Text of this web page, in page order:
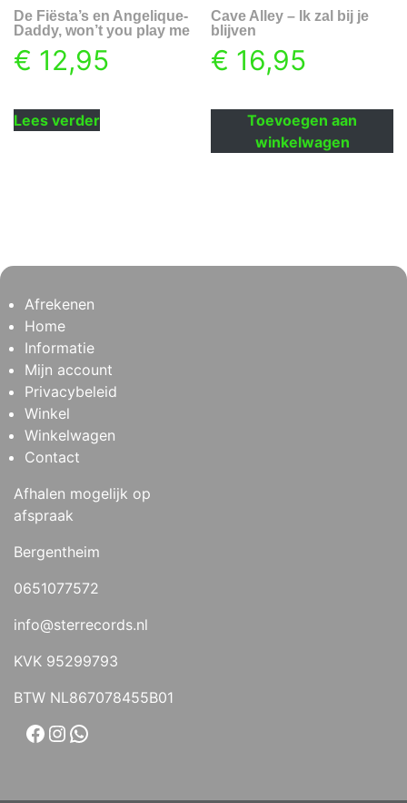
De Fiësta’s en Angelique-
Daddy, won’t you play me
€ 12,95
Lees verder
Cave Alley – Ik zal bij je
blijven
€ 16,95
Toevoegen aan
winkelwagen
Afrekenen
Home
Informatie
Mijn account
Privacybeleid
Winkel
Winkelwagen
Contact
Afhalen mogelijk op
afspraak
Bergentheim
0651077572
info@sterrecords.nl
KVK 95299793
BTW NL867078455B01
Facebook
Instagram
WhatsApp